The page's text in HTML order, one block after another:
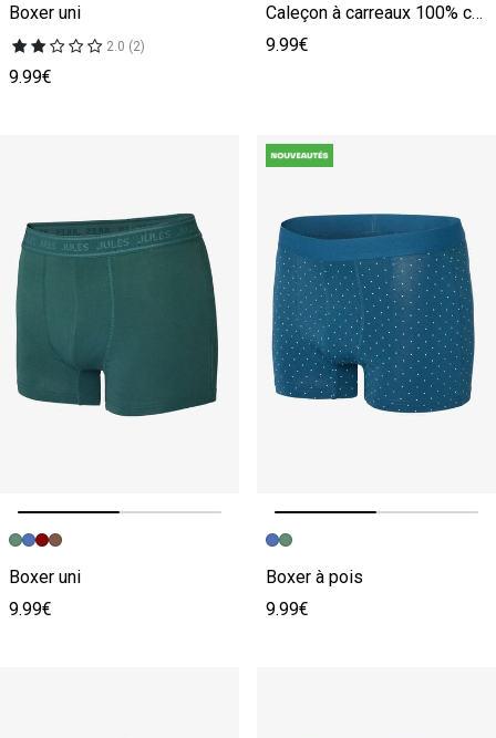
Boxer uni
2.0 (2)
9.99€
Caleçon à carreaux 100% coton
9.99€
Image précédente
Image suivante
Boxer uni
9.99€
Image précédente
Image suivante
Boxer à pois
9.99€